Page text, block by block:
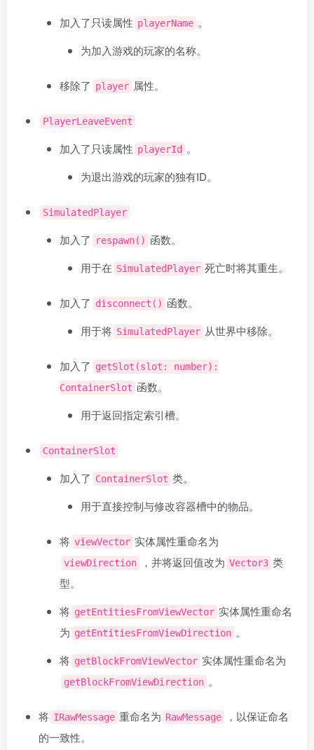
加入了只读属性 playerName 。
为加入游戏的玩家的名称。
移除了 player 属性。
PlayerLeaveEvent
加入了只读属性 playerId 。
为退出游戏的玩家的独有ID。
SimulatedPlayer
加入了 respawn() 函数。
用于在 SimulatedPlayer 死亡时将其重生。
加入了 disconnect() 函数。
用于将 SimulatedPlayer 从世界中移除。
加入了 getSlot(slot: number):
ContainerSlot 函数。
用于返回指定索引槽。
ContainerSlot
加入了 ContainerSlot 类。
用于直接控制与修改容器槽中的物品。
将 viewVector 实体属性重命名为
viewDirection ，并将返回值改为 Vector3 类
型。
将 getEntitiesFromViewVector 实体属性重命名
为 getEntitiesFromViewDirection 。
将 getBlockFromViewVector 实体属性重命名为
getBlockFromViewDirection 。
将 IRawMessage 重命名为 RawMessage
，以保证命名
的一致性。